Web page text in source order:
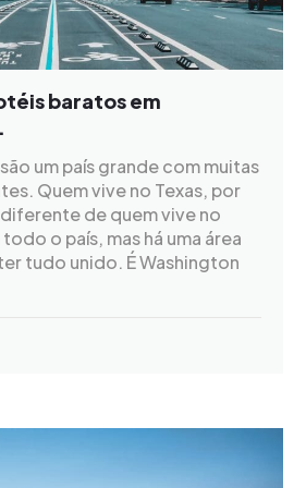
baratos em
um país grande com muitas
Quem vive no Texas, por
de quem vive no
o país, mas há uma área
tudo unido. É Washington